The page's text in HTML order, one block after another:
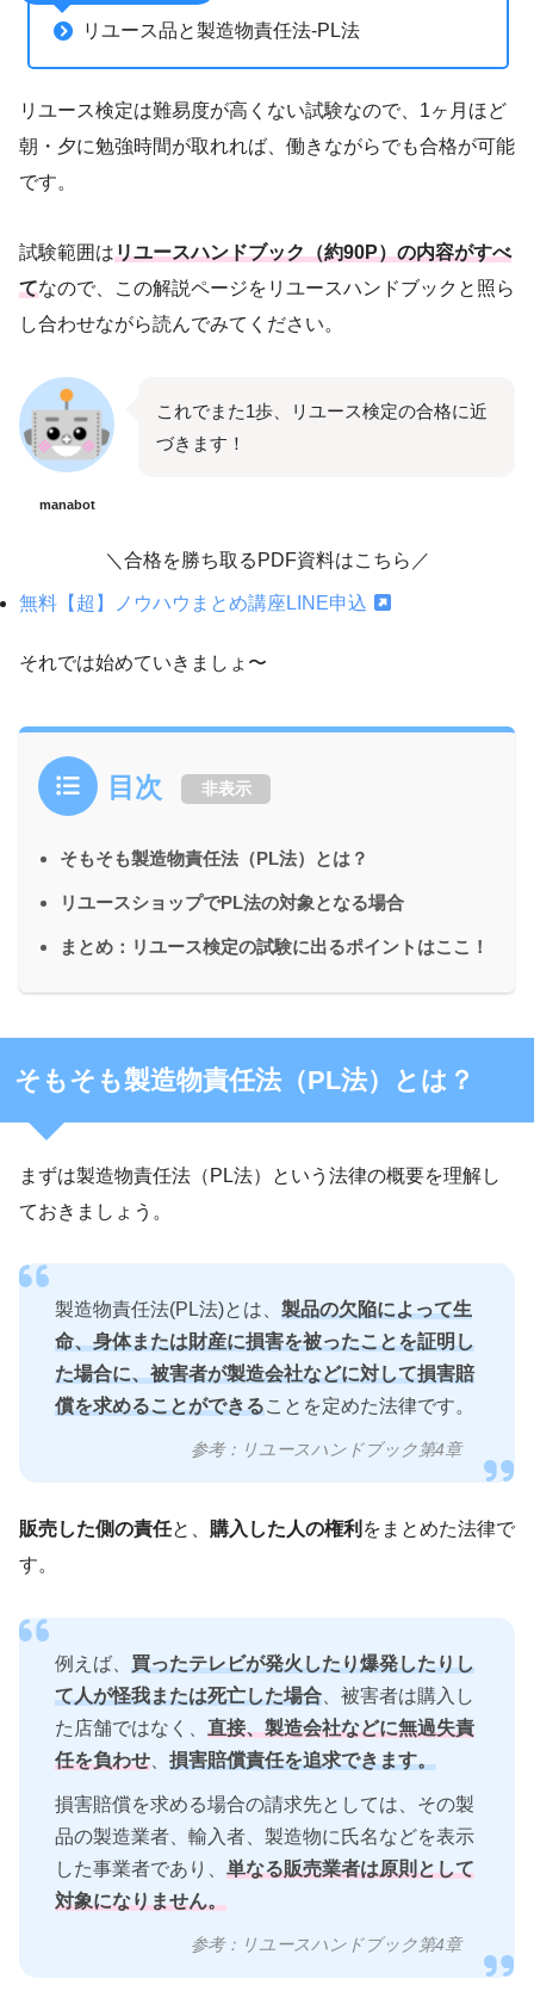
リユース品と製造物責任法-PL法
リユース検定は難易度が高くない試験なので、1ヶ月ほど
朝・夕に勉強時間が取れれば、働きながらでも合格が可能
です。
試験範囲はリユースハンドブック（約90P）の内容がすべ
てなので、この解説ページをリユースハンドブックと照ら
し合わせながら読んでみてください。
manabot
これでまた1歩、リユース検定の合格に近
づきます！
＼合格を勝ち取るPDF資料はこちら／
無料【超】ノウハウまとめ講座LINE申込
それでは始めていきましょ〜
目次 非表示
そもそも製造物責任法（PL法）とは？
リユースショップでPL法の対象となる場合
まとめ：リユース検定の試験に出るポイントはここ！
そもそも製造物責任法（PL法）とは？
まずは製造物責任法（PL法）という法律の概要を理解し
ておきましょう。
製造物責任法(PL法)とは、 製品の欠陥によって生
命、身体または財産に損害を被ったことを証明し
た場合に、被害者が製造会社などに対して損害賠
償を求めることができることを定めた法律です。
参考：リユースハンドブック第4章
販売した側の責任と、 購入した人の権利 をまとめた法律で
す。
例えば、 買ったテレビが発火したり爆発したりし
て人が怪我または死亡した場合 、被害者は購入し
た店舗ではなく、 直接、製造会社などに無過失責
任を負わせ
損害賠償責任を追求できます。
損害賠償を求める場合の請求先としては、その製
品の製造業者、輸入者、製造物に氏名などを表示
した事業者であり、 単なる販売業者は原則として
対象になりません。
参考：リユースハンドブック第4章